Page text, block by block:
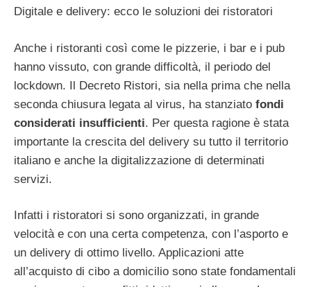
Digitale e delivery: ecco le soluzioni dei ristoratori
Anche i ristoranti così come le pizzerie, i bar e i pub
hanno vissuto, con grande difficoltà, il periodo del
lockdown. Il Decreto Ristori, sia nella prima che nella
seconda chiusura legata al virus, ha stanziato fondi
considerati insufficienti. Per questa ragione è stata
importante la crescita del delivery su tutto il territorio
italiano e anche la digitalizzazione di determinati
servizi.
Infatti i ristoratori si sono organizzati, in grande
velocità e con una certa competenza, con l’asporto e
un delivery di ottimo livello. Applicazioni atte
all’acquisto di cibo a domicilio sono state fondamentali